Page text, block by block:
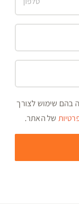
בהם שימוש לצורך
של האתר.